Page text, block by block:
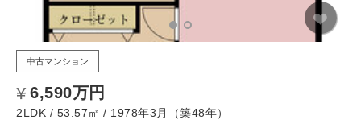
中古マンション
6,590万円
2LDK / 53.57㎡ / 1978年3月（築48年）